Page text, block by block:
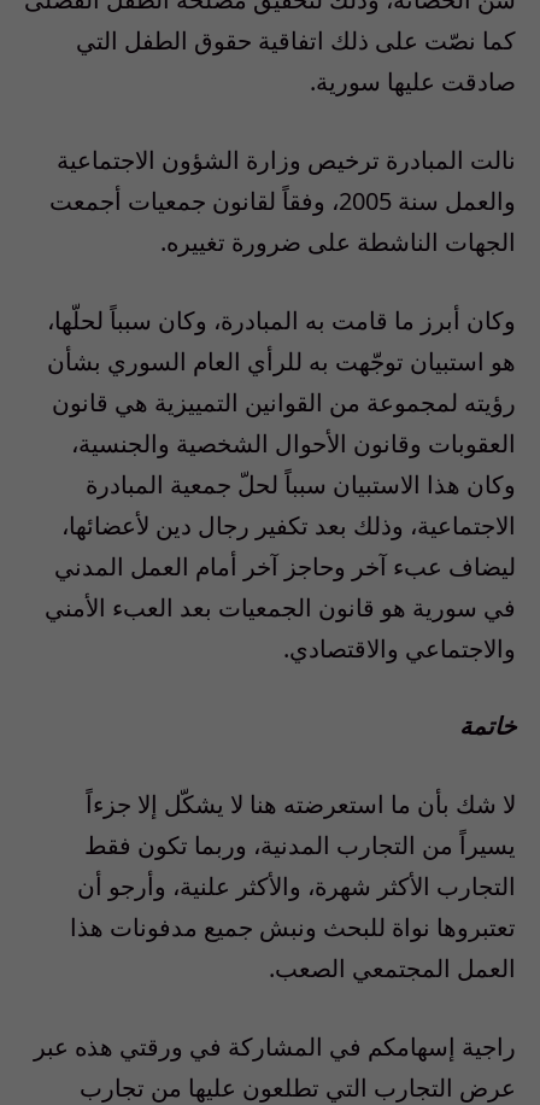
كما نصّت على ذلك اتفاقية حقوق الطفل التي
صادقت عليها سورية.
نالت المبادرة ترخيص وزارة الشؤون الاجتماعية
والعمل سنة 2005، وفقاً لقانون جمعيات أجمعت
الجهات الناشطة على ضرورة تغييره.
وكان أبرز ما قامت به المبادرة، وكان سبباً لحلّها،
هو استبيان توجّهت به للرأي العام السوري بشأن
رؤيته لمجموعة من القوانين التمييزية هي قانون
العقوبات وقانون الأحوال الشخصية والجنسية،
وكان هذا الاستبيان سبباً لحلّ جمعية المبادرة
الاجتماعية، وذلك بعد تكفير رجال دين لأعضائها،
ليضاف عبء آخر وحاجز آخر أمام العمل المدني
في سورية هو قانون الجمعيات بعد العبء الأمني
والاجتماعي والاقتصادي.
خاتمة
لا شك بأن ما استعرضته هنا لا يشكّل إلا جزءاً
يسيراً من التجارب المدنية، وربما تكون فقط
التجارب الأكثر شهرة، والأكثر علنية، وأرجو أن
تعتبروها نواة للبحث ونبش جميع مدفونات هذا
العمل المجتمعي الصعب.
راجية إسهامكم في المشاركة في ورقتي هذه عبر
عرض التجارب التي تطلعون عليها من تجارب